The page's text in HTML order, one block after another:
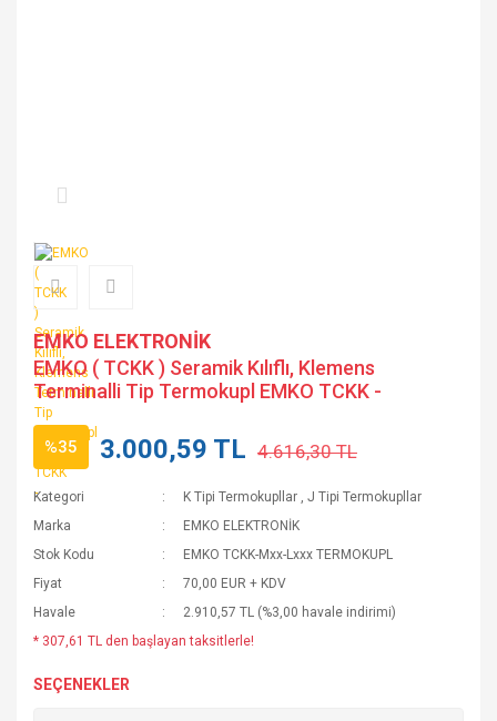
EMKO ELEKTRONİK
EMKO ( TCKK ) Seramik Kılıflı, Klemens
Terminalli Tip Termokupl EMKO TCKK -
%35 3.000,59 TL 4.616,30 TL
Kategori K Tipi Termokupllar ,J Tipi Termokupllar
Marka
EMKO ELEKTRONİK
Stok Kodu
EMKO TCKK-Mxx-Lxxx TERMOKUPL
Fiyat
70,00 EUR + KDV
Havale
2.910,57 TL (%3,00 havale indirimi)
* 307,61 TL den başlayan taksitlerle!
SEÇENEKLER